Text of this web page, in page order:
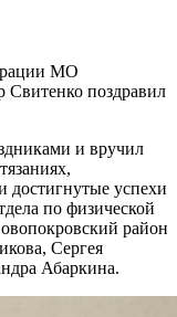
МО
Свитенко поздравил
и вручил
достигнутые успехи
по физической
район
Сергея
Абаркина.